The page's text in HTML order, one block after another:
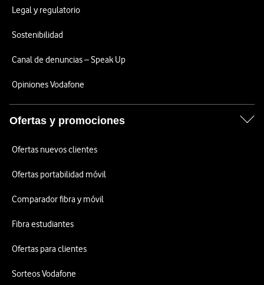
Legal y regulatorio
Sostenibilidad
Canal de denuncias – Speak Up
Opiniones Vodafone
Ofertas y promociones
Ofertas nuevos clientes
Ofertas portabilidad móvil
Comparador fibra y móvil
Fibra estudiantes
Ofertas para clientes
Sorteos Vodafone